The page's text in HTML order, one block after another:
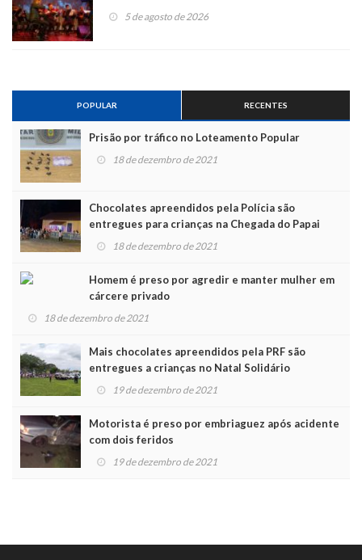
5 de agosto de 2026
POPULAR RECENTES
Prisão por tráfico no Loteamento Popular
18 de dezembro de 2021
Chocolates apreendidos pela Polícia são
entregues para crianças na Chegada do Papai
Noel
18 de dezembro de 2021
Homem é preso por agredir e manter mulher em
cárcere privado
18 de dezembro de 2021
Mais chocolates apreendidos pela PRF são
entregues a crianças no Natal Solidário
19 de dezembro de 2021
Motorista é preso por embriaguez após acidente
com dois feridos
19 de dezembro de 2021